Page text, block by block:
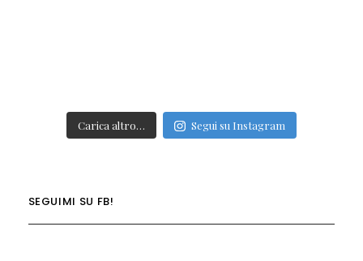
Carica altro… Segui su Instagram
SEGUIMI SU FB!